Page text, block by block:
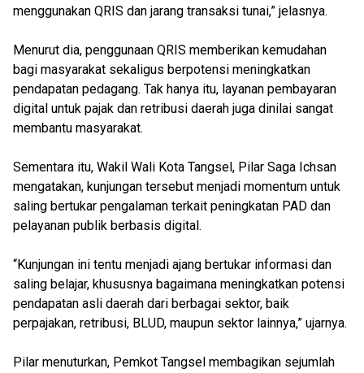
menggunakan QRIS dan jarang transaksi tunai,” jelasnya.
Menurut dia, penggunaan QRIS memberikan kemudahan
bagi masyarakat sekaligus berpotensi meningkatkan
pendapatan pedagang. Tak hanya itu, layanan pembayaran
digital untuk pajak dan retribusi daerah juga dinilai sangat
membantu masyarakat.
Sementara itu, Wakil Wali Kota Tangsel, Pilar Saga Ichsan
mengatakan, kunjungan tersebut menjadi momentum untuk
saling bertukar pengalaman terkait peningkatan PAD dan
pelayanan publik berbasis digital.
“Kunjungan ini tentu menjadi ajang bertukar informasi dan
saling belajar, khususnya bagaimana meningkatkan potensi
pendapatan asli daerah dari berbagai sektor, baik
perpajakan, retribusi, BLUD, maupun sektor lainnya,” ujarnya.
Pilar menuturkan, Pemkot Tangsel membagikan sejumlah